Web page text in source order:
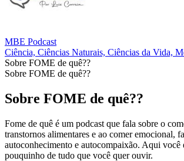
MBE Podcast
Ciência, Ciências Naturais, Ciências da Vida,
Sobre FOME de quê??
Sobre FOME de quê??
Sobre FOME de quê??
Fome de quê é um podcast que fala sobre o
transtornos alimentares e ao comer emocional,
autoconhecimento e autocompaixão. Aqui você
pouquinho de tudo que você quer ouvir.